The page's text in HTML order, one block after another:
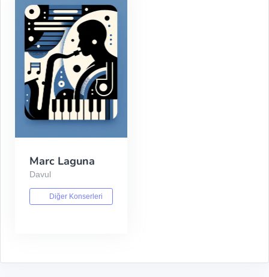
Marc Laguna
Davul
Diğer Konserleri